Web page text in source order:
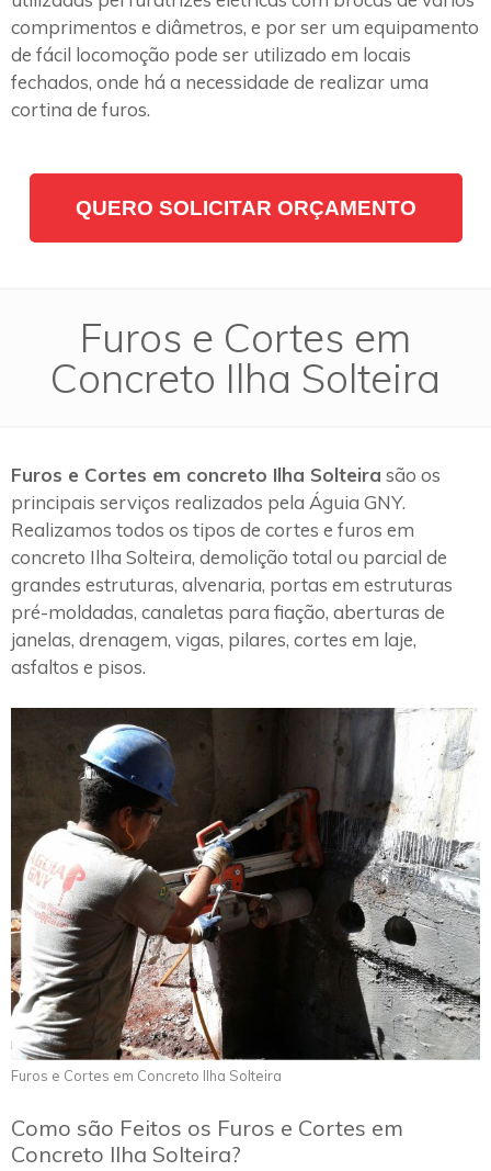
comprimentos e diâmetros, e por ser um equipamento
de fácil locomoção pode ser utilizado em locais
fechados, onde há a necessidade de realizar uma
cortina de furos.
QUERO SOLICITAR ORÇAMENTO
Furos e Cortes em
Concreto Ilha Solteira
Furos e Cortes em concreto Ilha Solteira são os
principais serviços realizados pela Águia GNY.
Realizamos todos os tipos de cortes e furos em
concreto Ilha Solteira, demolição total ou parcial de
grandes estruturas, alvenaria, portas em estruturas
pré-moldadas, canaletas para fiação, aberturas de
janelas, drenagem, vigas, pilares, cortes em laje,
asfaltos e pisos.
Furos e Cortes em Concreto Ilha Solteira
Como são Feitos os Furos e Cortes em
Concreto Ilha Solteira?